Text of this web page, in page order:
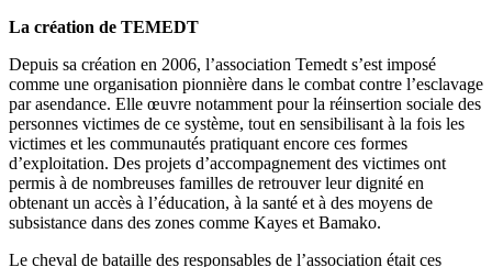
La création de TEMEDT
Depuis sa création en 2006, l’association Temedt s’est imposé
comme une organisation pionnière dans le combat contre l’esclavage
par asendance. Elle œuvre notamment pour la réinsertion sociale des
personnes victimes de ce système, tout en sensibilisant à la fois les
victimes et les communautés pratiquant encore ces formes
d’exploitation. Des projets d’accompagnement des victimes ont
permis à de nombreuses familles de retrouver leur dignité en
obtenant un accès à l’éducation, à la santé et à des moyens de
subsistance dans des zones comme Kayes et Bamako.
Le cheval de bataille des responsables de l’association était ces